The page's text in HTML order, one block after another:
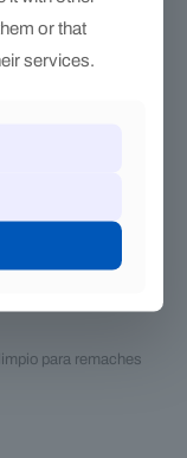
para remaches
or that
services.